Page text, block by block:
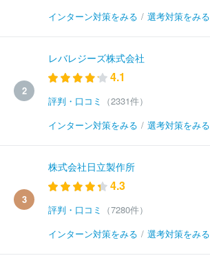
インターン対策をみる / 選考対策をみる
2
レバレジーズ株式会社
4.1
評判・口コミ
（2331件）
インターン対策をみる / 選考対策をみる
3
株式会社日立製作所
4.3
評判・口コミ
（7280件）
インターン対策をみる / 選考対策をみる